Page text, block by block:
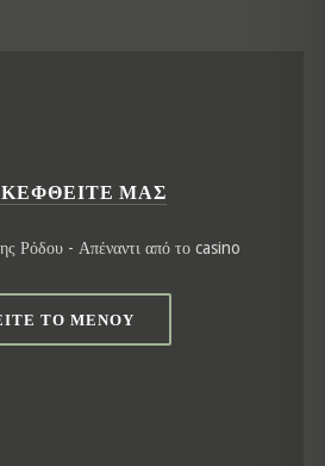
ΜΑΣ
Ρόδου - Απέναντι από το casino
ΤΟ ΜΕΝΟΎ